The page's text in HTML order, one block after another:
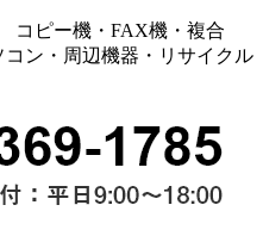
コピー機・FAX機・複合
ン・周辺機器・リサイクル